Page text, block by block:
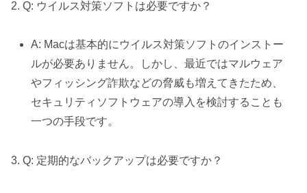
2. Q: ウイルス対策ソフトは必要ですか？
A: Macは基本的にウイルス対策ソフトのインストー
ルが必要ありません。しかし、最近ではマルウェア
やフィッシング詐欺などの脅威も増えてきたため、
セキュリティソフトウェアの導入を検討することも
一つの手段です。
3. Q: 定期的なバックアップは必要ですか？